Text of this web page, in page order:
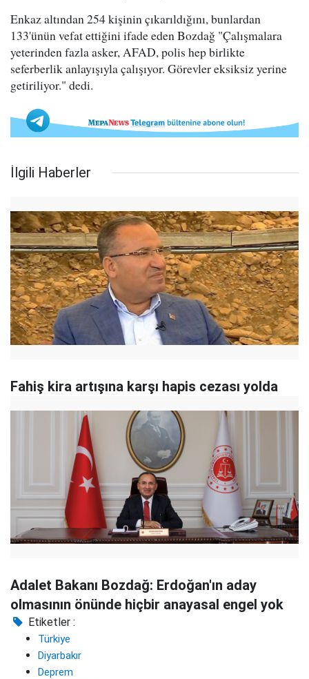
Enkaz altından 254 kişinin çıkarıldığını, bunlardan
133'ünün vefat ettiğini ifade eden Bozdağ "Çalışmalara
yeterinden fazla asker, AFAD, polis hep birlikte
seferberlik anlayışıyla çalışıyor. Görevler eksiksiz yerine
getiriliyor." dedi.
İlgili Haberler
Fahiş kira artışına karşı hapis cezası yolda
Adalet Bakanı Bozdağ: Erdoğan'ın aday
olmasının önünde hiçbir anayasal engel yok
Etiketler :
Türkiye
Diyarbakır
Deprem